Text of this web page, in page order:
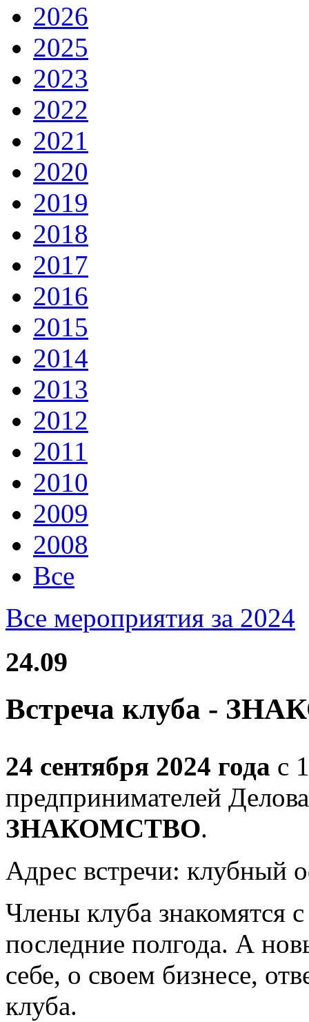
2026
2025
2023
2022
2021
2020
2019
2018
2017
2016
2015
2014
2013
2012
2011
2010
2009
2008
Все
Все мероприятия за 2024
24.09
Встреча клуба -
24 сентября 2024 года с
предпринимателей
ЗНАКОМСТВО.
Адрес встречи: клубный
Члены клуба знакомятся
последние полгода. А
себе, о своем бизнесе,
клуба.